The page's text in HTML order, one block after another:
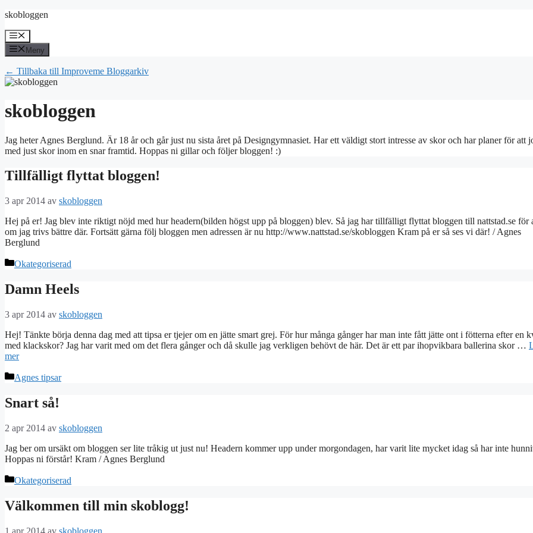
Hoppa
innehåll
skobloggen
Meny
Meny
← Tillbaka till Improveme Bloggarkiv
skobloggen
Jag heter Agnes Berglund. Är 18 år och går just nu sista året på Designgymnasiet. Har ett väldigt stort intresse av skor och har planer för att
med just skor inom en snar framtid. Hoppas ni gillar och följer bloggen! :)
Tillfälligt flyttat bloggen!
3 apr 2014 av skobloggen
Hej på er! Jag blev inte riktigt nöjd med hur headern(bilden högst upp på bloggen) blev. Så jag har tillfälligt flyttat bloggen till nattstad.se för
om jag trivs bättre där. Fortsätt gärna följ bloggen men adressen är nu http://www.nattstad.se/skobloggen Kram på er så ses vi där! / Agnes
Berglund
Kategorier
Okategoriserad
Damn Heels
3 apr 2014 av skobloggen
Hej! Tänkte börja denna dag med att tipsa er tjejer om en jätte smart grej. För hur många gånger har man inte fått jätte ont i fötterna efter en
med klackskor? Jag har varit med om det flera gånger och då skulle jag verkligen behövt de här. Det är ett par ihopvikbara ballerina skor …
mer
Kategorier
Agnes tipsar
Snart så!
2 apr 2014 av skobloggen
Jag ber om ursäkt om bloggen ser lite tråkig ut just nu! Headern kommer upp under morgondagen, har varit lite mycket idag så har inte
Hoppas ni förstår! Kram / Agnes Berglund
Kategorier
Okategoriserad
Välkommen till min skoblogg!
1 apr 2014 av skobloggen